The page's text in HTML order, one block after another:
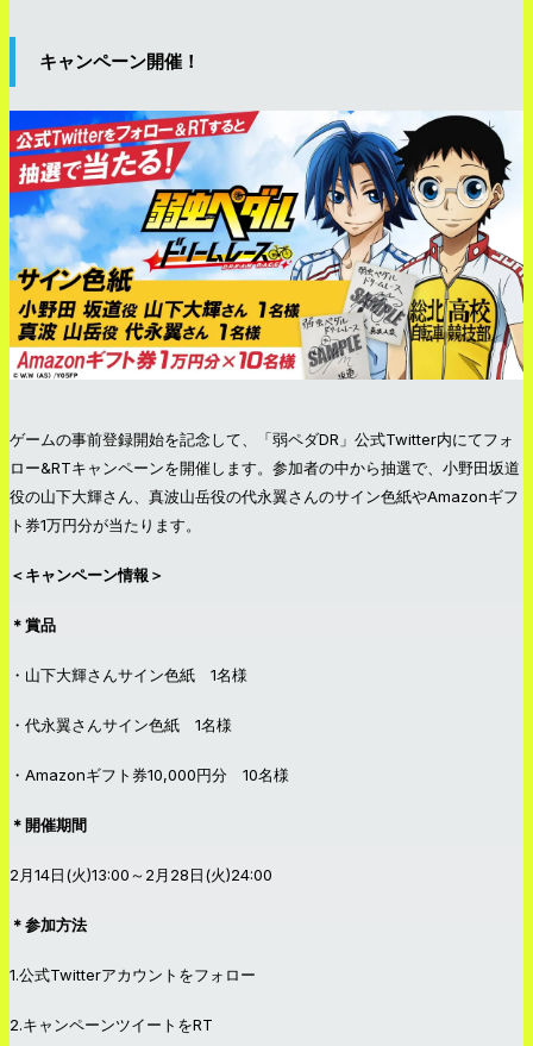
キャンペーン開催！
ゲームの事前登録開始を記念して、「弱ペダDR」公式Twitter内にてフォ
ロー&RTキャンペーンを開催します。参加者の中から抽選で、小野田坂道
役の山下大輝さん、真波山岳役の代永翼さんのサイン色紙やAmazonギフ
ト券1万円分が当たります。
＜キャンペーン情報＞
＊賞品
・山下大輝さんサイン色紙 1名様
・代永翼さんサイン色紙 1名様
・Amazonギフト券10,000円分 10名様
＊開催期間
2月14日(火)13:00～2月28日(火)24:00
＊参加方法
1.公式Twitterアカウントをフォロー
2.キャンペーンツイートをRT